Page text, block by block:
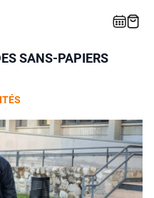
SANS-PAPIERS